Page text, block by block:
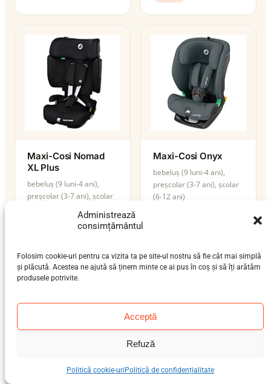
Administrează
consimțământul
Folosim cookie-uri pentru ca vizita ta pe site-ul nostru să fie cât mai simplă
și plăcută. Acestea ne ajută să ținem minte ce ai pus în coș și să îți arătăm
produsele potrivite.
Acceptă
Refuză
Politică cookie-uri Politică de confidențialitate
Maxi-Cosi Nomad
XL Plus
bebeluș (9 luni-4 ani),
preșcolar (3-7 ani), școlar
ISOFIX
Maxi-Cosi Onyx
bebeluș (9 luni-4 ani),
preșcolar (3-7 ani), școlar
(6-12 ani)